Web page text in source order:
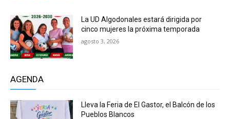
La UD Algodonales estará dirigida por
cinco mujeres la próxima temporada
agosto 3, 2026
AGENDA
Lleva la Feria de El Gastor, el Balcón de los
Pueblos Blancos